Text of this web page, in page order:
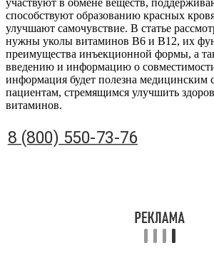
способствуют образованию красных
улучшают самочувствие. В статье
нужны уколы витаминов B6 и B12, их
преимущества инъекционной формы, а
введению и информацию о
информация будет полезна медицинским
пациентам, стремящимся улучшить
витаминов.